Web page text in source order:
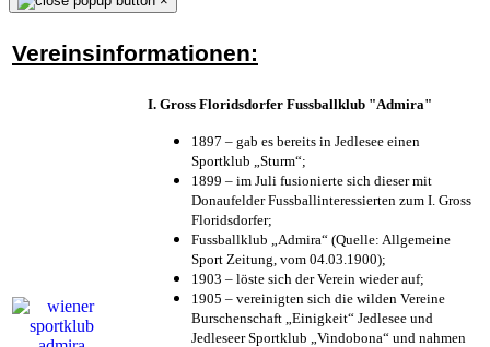
Vereinsinformationen:
I. Gross Floridsdorfer Fussballklub "Admira"
1897 – gab es bereits in Jedlesee einen
Sportklub „Sturm“;
1899 – im Juli fusionierte sich dieser mit
Donaufelder Fussballinteressierten zum I. Gross
Floridsdorfer;
Fussballklub „Admira“ (Quelle: Allgemeine
Sport Zeitung, vom 04.03.1900);
1903 – löste sich der Verein wieder auf;
1905 – vereinigten sich die wilden Vereine
Burschenschaft „Einigkeit“ Jedlesee und
Jedleseer Sportklub „Vindobona“ und nahmen